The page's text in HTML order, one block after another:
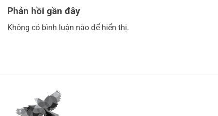
Phản hồi gần đây
Không có bình luận nào để hiển thị.